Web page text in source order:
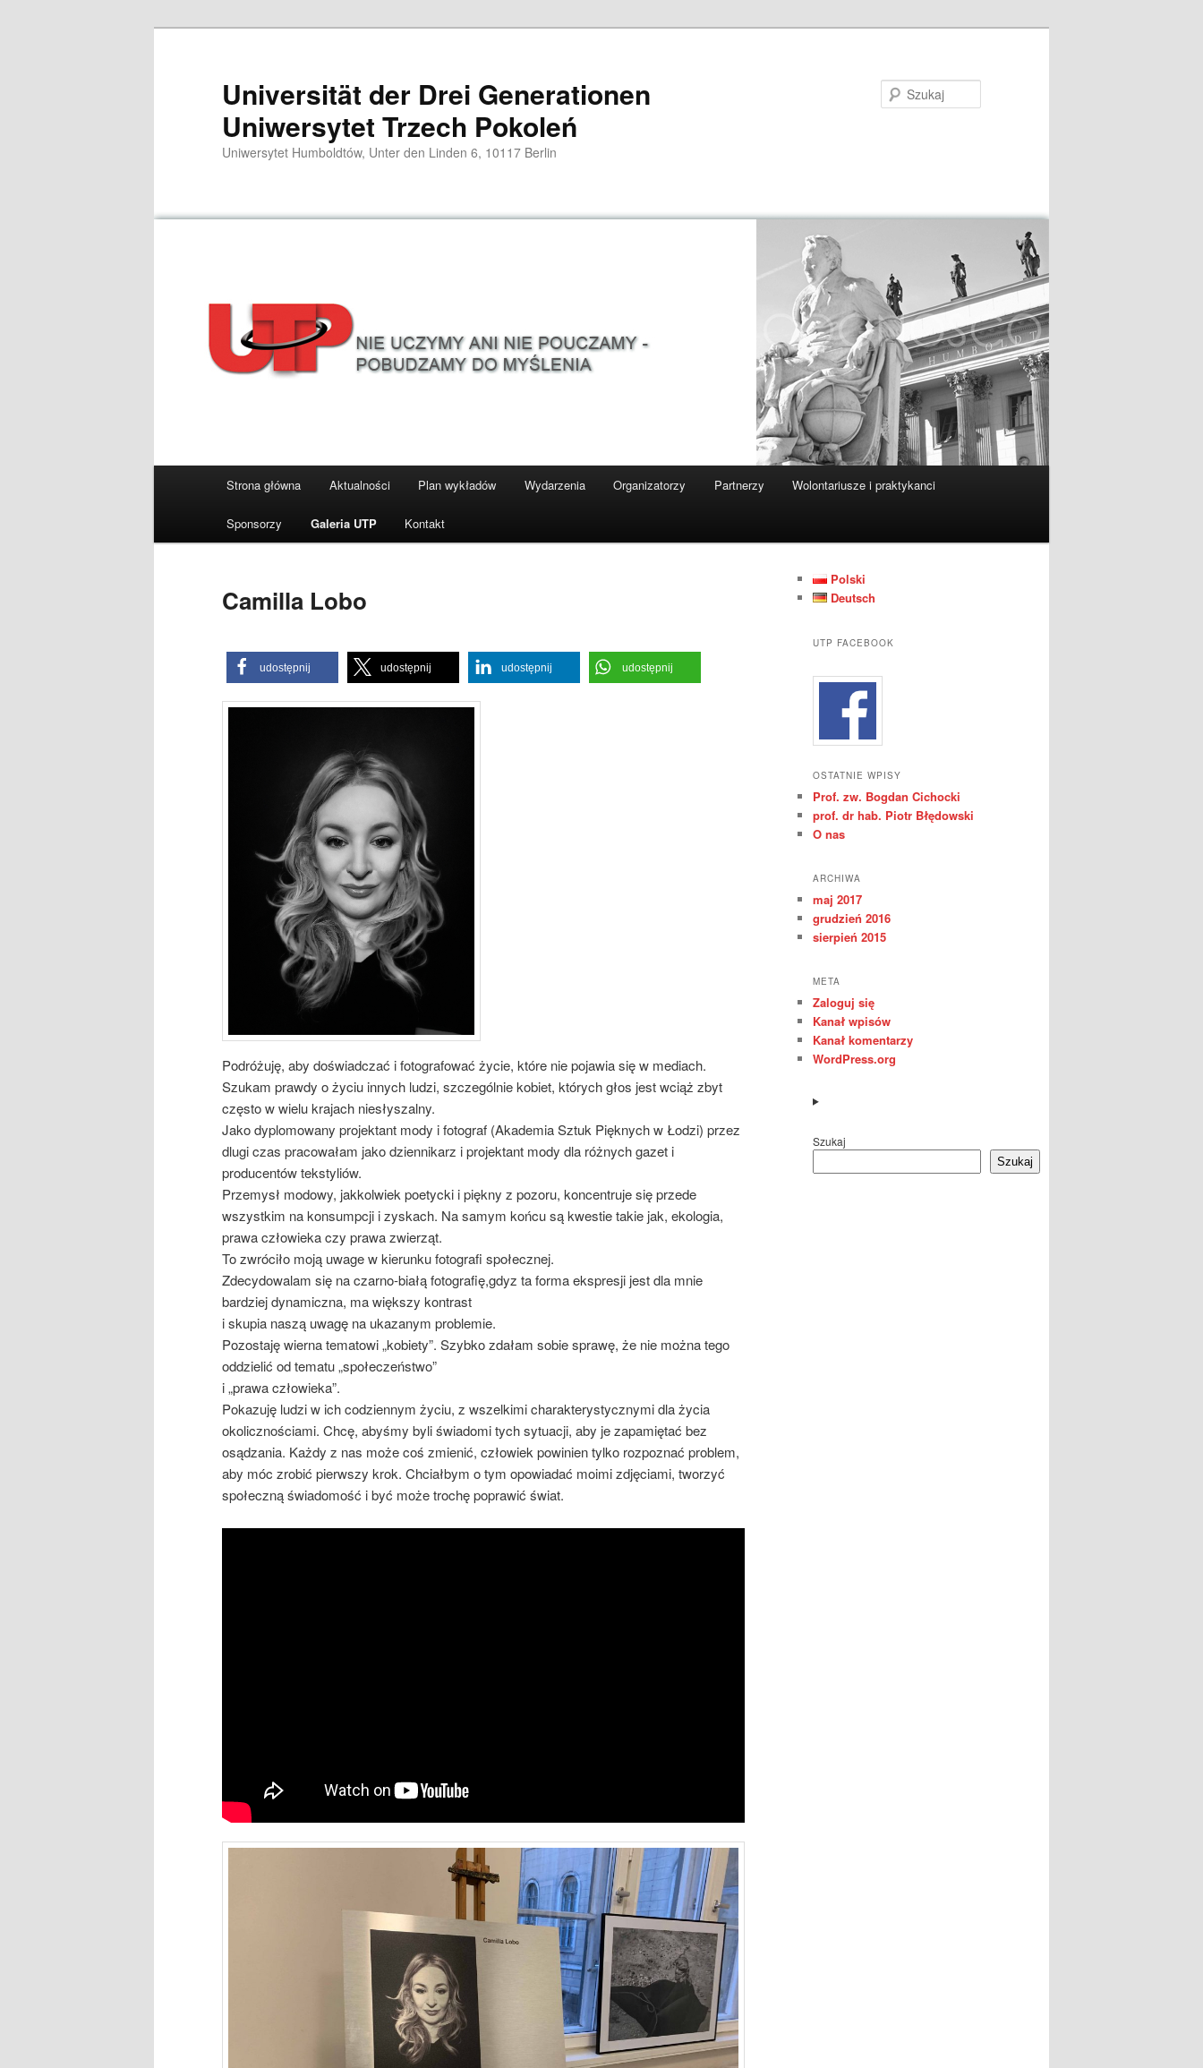
Universität der Drei Generationen
Uniwersytet Trzech Pokoleń
Uniwersytet Humboldtów, Unter den Linden 6, 10117 Berlin
Strona główna Aktualności Plan wykładów Wydarzenia Organizatorzy Partnerzy Wolontariusze i praktykanci
Sponsorzy Galeria UTP Kontakt
Camilla Lobo
udostępnij udostępnij udostępnij udostępnij
Podróżuję, aby doświadczać i fotografować życie, które nie pojawia się w mediach.
Szukam prawdy o życiu innych ludzi, szczególnie kobiet, których głos jest wciąż zbyt
często w wielu krajach niesłyszalny.
Jako dyplomowany projektant mody i fotograf (Akademia Sztuk Pięknych w Łodzi) przez
dlugi czas pracowałam jako dziennikarz i projektant mody dla różnych gazet i
producentów tekstyliów.
Przemysł modowy, jakkolwiek poetycki i piękny z pozoru, koncentruje się przede
wszystkim na konsumpcji i zyskach. Na samym końcu są kwestie takie jak, ekologia,
prawa człowieka czy prawa zwierząt.
To zwróciło moją uwage w kierunku fotografi społecznej.
Zdecydowalam się na czarno-białą fotografię,gdyz ta forma ekspresji jest dla mnie
bardziej dynamiczna, ma większy kontrast
i skupia naszą uwagę na ukazanym problemie.
Pozostaję wierna tematowi „kobiety”. Szybko zdałam sobie sprawę, że nie można tego
oddzielić od tematu „społeczeństwo”
i „prawa człowieka”.
Pokazuję ludzi w ich codziennym życiu, z wszelkimi charakterystycznymi dla życia
okolicznościami. Chcę, abyśmy byli świadomi tych sytuacji, aby je zapamiętać bez
osądzania. Każdy z nas może coś zmienić, człowiek powinien tylko rozpoznać problem,
aby móc zrobić pierwszy krok. Chciałbym o tym opowiadać moimi zdjęciami, tworzyć
społeczną świadomość i być może trochę poprawić świat.
Polski
Deutsch
UTP FACEBOOK
OSTATNIE WPISY
Prof. zw. Bogdan Cichocki
prof. dr hab. Piotr Błędowski
O nas
ARCHIWA
maj 2017
grudzień 2016
sierpień 2015
META
Zaloguj się
Kanał wpisów
Kanał komentarzy
WordPress.org
Szukaj
Szukaj